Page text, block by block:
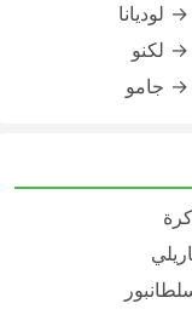
لوديانا
→ لكنو
→ جامو